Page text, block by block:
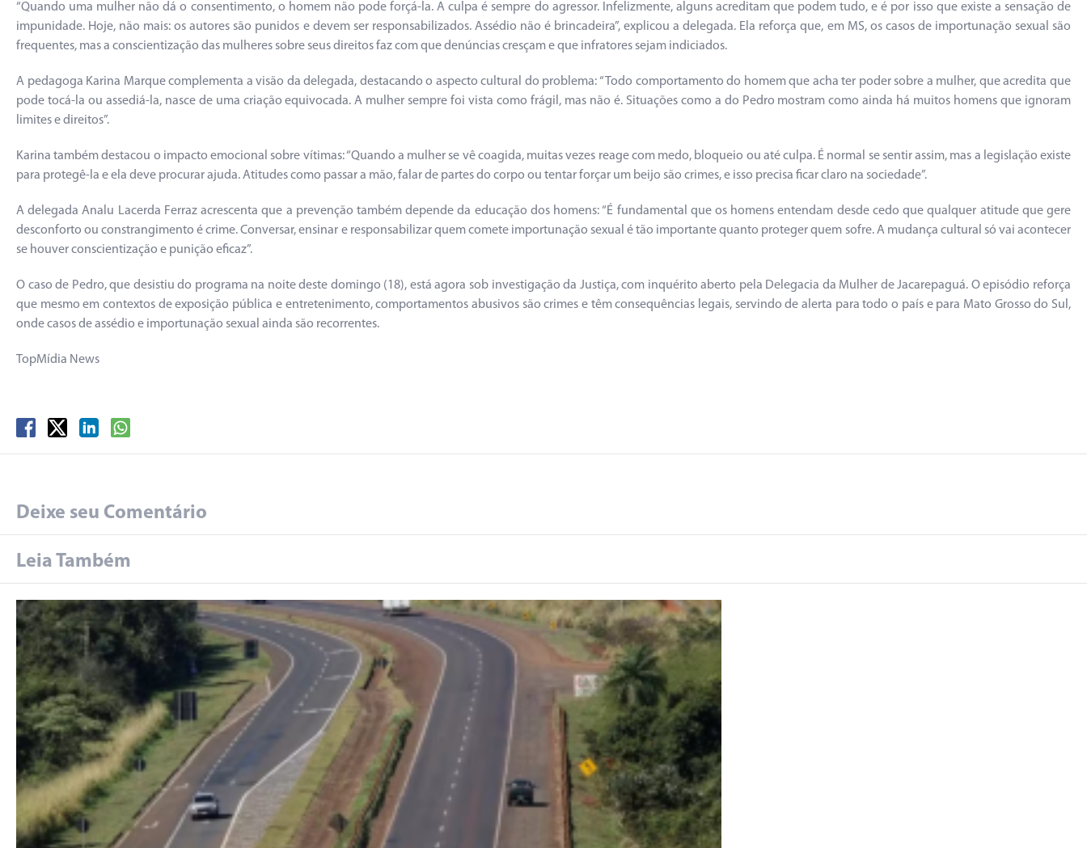
“Quando uma mulher não dá o consentimento, o homem não pode forçá-la. A culpa é sempre do agressor. Infelizmente, alguns acreditam que podem tudo, e é por isso que existe a sensação de
impunidade. Hoje, não mais: os autores são punidos e devem ser responsabilizados. Assédio não é brincadeira”, explicou a delegada. Ela reforça que, em MS, os casos de importunação sexual são
frequentes, mas a conscientização das mulheres sobre seus direitos faz com que denúncias cresçam e que infratores sejam indiciados.
A pedagoga Karina Marque complementa a visão da delegada, destacando o aspecto cultural do problema: “Todo comportamento do homem que acha ter poder sobre a mulher, que acredita que
pode tocá-la ou assediá-la, nasce de uma criação equivocada. A mulher sempre foi vista como frágil, mas não é. Situações como a do Pedro mostram como ainda há muitos homens que ignoram
limites e direitos”.
Karina também destacou o impacto emocional sobre vítimas: “Quando a mulher se vê coagida, muitas vezes reage com medo, bloqueio ou até culpa. É normal se sentir assim, mas a legislação existe
para protegê-la e ela deve procurar ajuda. Atitudes como passar a mão, falar de partes do corpo ou tentar forçar um beijo são crimes, e isso precisa ficar claro na sociedade”.
A delegada Analu Lacerda Ferraz acrescenta que a prevenção também depende da educação dos homens: “É fundamental que os homens entendam desde cedo que qualquer atitude que gere
desconforto ou constrangimento é crime. Conversar, ensinar e responsabilizar quem comete importunação sexual é tão importante quanto proteger quem sofre. A mudança cultural só vai acontecer
se houver conscientização e punição eficaz”.
O caso de Pedro, que desistiu do programa na noite deste domingo (18), está agora sob investigação da Justiça, com inquérito aberto pela Delegacia da Mulher de Jacarepaguá. O episódio reforça
que mesmo em contextos de exposição pública e entretenimento, comportamentos abusivos são crimes e têm consequências legais, servindo de alerta para todo o país e para Mato Grosso do Sul,
onde casos de assédio e importunação sexual ainda são recorrentes.
TopMídia News
Deixe seu Comentário
Leia Também